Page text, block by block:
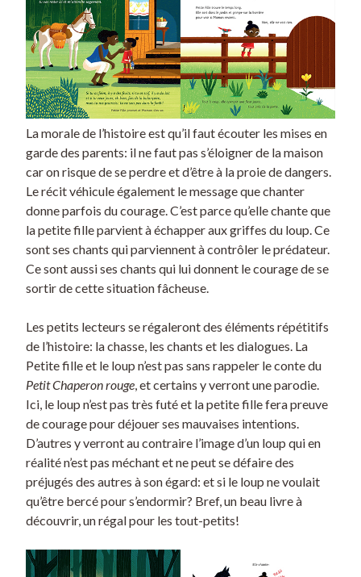
La morale de l’histoire est qu’il faut écouter les mises en
garde des parents: il ne faut pas s’éloigner de la maison
car on risque de se perdre et d’être à la proie de dangers.
Le récit véhicule également le message que chanter
donne parfois du courage. C’est parce qu’elle chante que
la petite fille parvient à échapper aux griffes du loup. Ce
sont ses chants qui parviennent à contrôler le prédateur.
Ce sont aussi ses chants qui lui donnent le courage de se
sortir de cette situation fâcheuse.
Les petits lecteurs se régaleront des éléments répétitifs
de l’histoire: la chasse, les chants et les dialogues. La
Petite fille et le loup n’est pas sans rappeler le conte du
Petit Chaperon rouge, et certains y verront une parodie.
Ici, le loup n’est pas très futé et la petite fille fera preuve
de courage pour déjouer ses mauvaises intentions.
D’autres y verront au contraire l’image d’un loup qui en
réalité n’est pas méchant et ne peut se défaire des
préjugés des autres à son égard: et si le loup ne voulait
qu’être bercé pour s’endormir? Bref, un beau livre à
découvrir, un régal pour les tout-petits!